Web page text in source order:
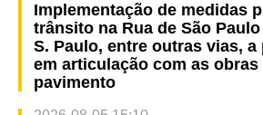
Implementação de medidas
trânsito na Rua de São
S. Paulo, entre outras vias, a
em articulação com as
pavimento